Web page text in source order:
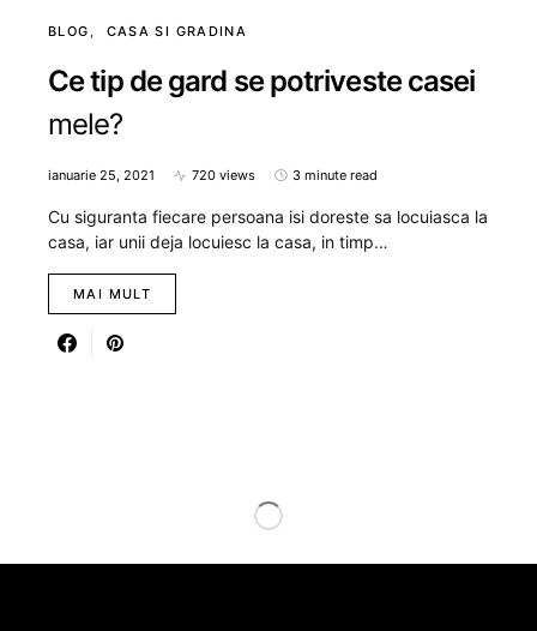
BLOG CASA SI GRADINA
Ce tip de gard se potriveste casei
mele?
ianuarie 25, 2021 720 views 3 minute read
Cu siguranta fiecare persoana isi doreste sa locuiasca la
casa, iar unii deja locuiesc la casa, in timp…
MAI MULT